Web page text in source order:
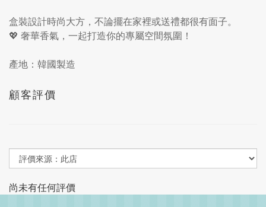
盒裝設計時尚大方，不論擺在家裡或送禮都很有面子。
💖 奢華香氣，一起打造你的專屬空間氛圍！
產地：韓國製造
顧客評價
尚未有任何評價